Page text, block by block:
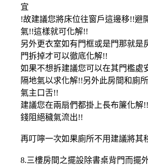
宜
!故建議您將床位往窗戶這邊移!!避
氣!!這樣就可化解!!
另外更衣室如有門框或是門那就是
門拆掉才可以徹底化解!!
如果不想拆建議您可以在其門檻處
隔地氣以求化解!!另外此房間和廁
氣主口舌!!
建議您在兩扇們都掛上長布簾化解
錢阻絕穢氣流出!!
再叮嚀一次如果廁所不用建議將其
8.三樓房間之擺設除書桌背門而擺